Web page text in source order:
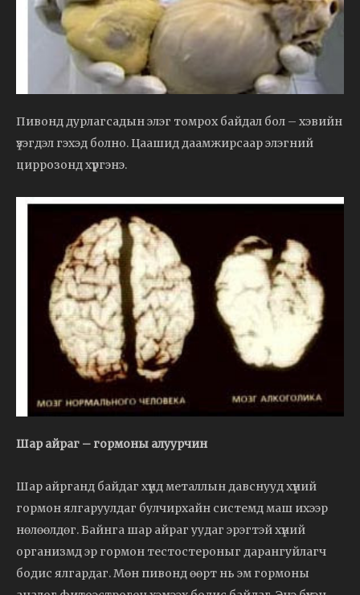
Пивонд дурлагсадын элэг томрох байдал бол – хэвийн
үзэгдэл гэхэд болно. Цаашид даамжирсаар элэгний
циррозонд хүргэнэ.
Шар айраг – гормоны алуурчин
Шар айрганд байдаг хүнд металлын давснууд хүний
гормон ялгаруулдаг булчирхайн системд маш ихээр
нөлөөлдөг. Байнга шар айраг уудаг эрэгтэй хүний
организмд эр гормон тестостероныг дарангуйлагч
бодис ялгардаг. Мөн пивонд өөрт нь эм гормоны